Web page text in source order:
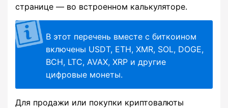
странице — во встроенном калькуляторе.
В этот перечень вместе с биткоином
включены USDT, ETH, XMR, SOL, DOGE,
BCH, LTC, AVAX, XRP и другие
цифровые монеты.
Для продажи или покупки криптовалюты